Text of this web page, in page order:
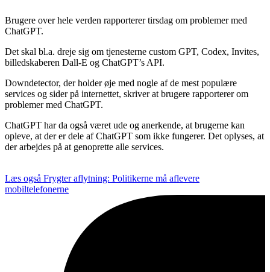
Brugere over hele verden rapporterer tirsdag om problemer med
ChatGPT.
Det skal bl.a. dreje sig om tjenesterne custom GPT, Codex, Invites,
billedskaberen Dall-E og ChatGPT’s API.
Downdetector, der holder øje med nogle af de mest populære
services og sider på internettet, skriver at brugere rapporterer om
problemer med ChatGPT.
ChatGPT har da også været ude og anerkende, at brugerne kan
opleve, at der er dele af ChatGPT som ikke fungerer. Det oplyses, at
der arbejdes på at genoprette alle services.
Læs også Frygter aflytning: Politikerne må aflevere
mobiltelefonerne